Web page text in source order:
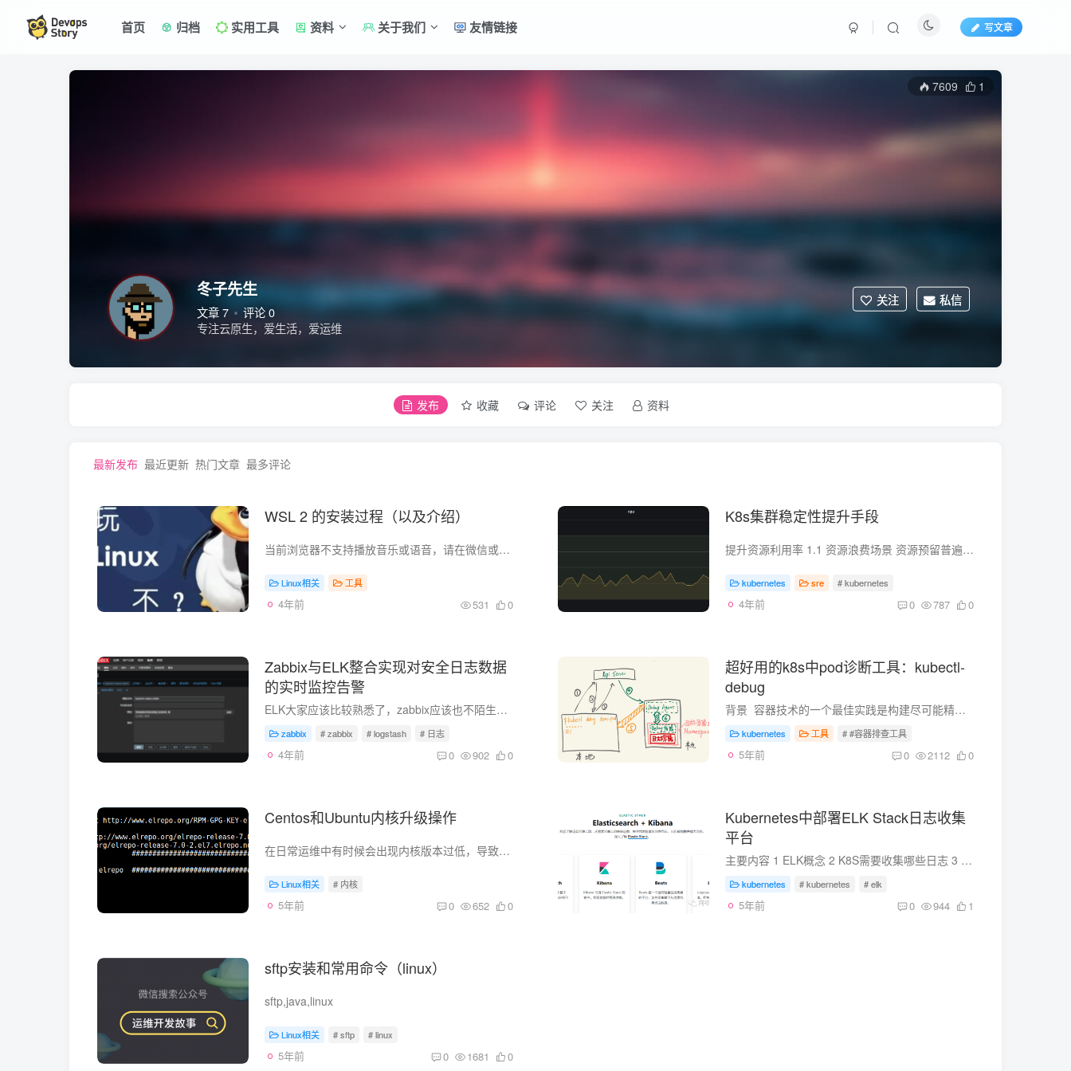
首页 归档 实用工具 资料 关于我们 友情链接 写文章
冬子先生
文章 7
评论 0
专注云原生，爱生活，爱运维
关注 私信
7609 1
发布 收藏 评论 关注 资料
最新发布 最近更新 热门文章 最多评论
WSL 2 的安装过程（以及介绍）
当前浏览器不支持播放音乐或语音，请在微信或其他浏览器中播放 理想 音乐： 赵雷 1 什么是WSL2 WSL全称...
Linux相关 工具
4年前 531 0
K8s集群稳定性提升手段
提升资源利用率 1.1 资源浪费场景 资源预留普遍存在 50% 以上的浪费 Kubernetes 中的 Request(请求) 字段用于管理容器对 CPU 和内存资源预留的机制，保证容器至少可以达到的资源量，该部分资...
kubernetes sre # kubernetes
4年前 0 787 0
Zabbix与ELK整合实现对安全日志数据
的实时监控告警
ELK大家应该比较熟悉了，zabbix应该也不陌生，那么将ELK和zabbix放到一起的话，可能大家就有疑问了？这两个放到一起是什么目的呢，听我细细道来
zabbix # zabbix # logstash # 日志
4年前 0 902 0
超好用的k8s中pod诊断工具：kubectl-
debug
背景 ​ 容器技术的一个最佳实践是构建尽可能精简的容器镜像。但这一实践却会给排查问题带来麻烦：精简后的容器中普遍缺失常用的排障工具，部分容器里甚至没有 shell (比如 FROM scratch ...
kubernetes 工具 # #容器排查工具
5年前 0 2112 0
Centos和Ubuntu内核升级操作
在日常运维中有时候会出现内核版本过低，导致一系列的问题，比如k8s使用3.10会出现cgroup内存泄漏，或者有的软件依赖内核版本，最近我在安装Pixie就需要内核版本大于4.14+，因此就专门总结了cen...
Linux相关 # 内核
5年前 0 652 0
Kubernetes中部署ELK Stack日志收集
平台
主要内容 1 ELK概念 2 K8S需要收集哪些日志 3 ELK Stack日志方案 4 容器中的日志怎么收集 5 部署操作步骤 准备环境 一套正常运行的k8s集群，kubeadm安装部署或者二进制部署即可 1 E...
kubernetes # kubernetes # elk
5年前 0 944 1
sftp安装和常用命令（linux）
sftp,java,linux
Linux相关 # sftp # linux
5年前 0 1681 0